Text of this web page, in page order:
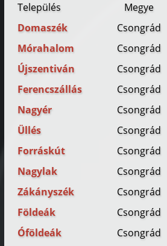
Település Megye
Domaszék
Csongrád
Mórahalom
Csongrád
Újszentiván
Csongrád
Ferencszállás
Csongrád
Nagyér
Csongrád
Üllés
Csongrád
Forráskút
Csongrád
Nagylak
Csongrád
Zákányszék
Csongrád
Földeák
Csongrád
Óföldeák
Csongrád